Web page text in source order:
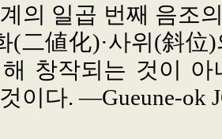
의 일곱 번째 음조
(二値化)·사위(斜位
창작되는 것이
이다. ―Gueune-ok